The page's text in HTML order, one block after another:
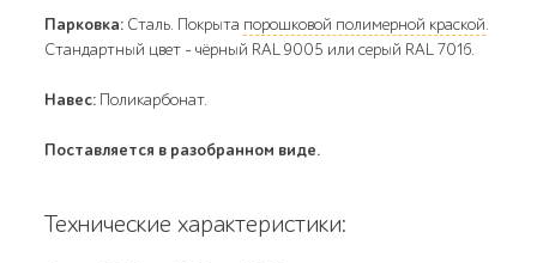
Парковка: Сталь. Покрыта порошковой полимерной краской.
Стандартный цвет – чёрный RAL 9005 или серый RAL 7016.
Навес: Поликарбонат.
Поставляется в разобранном виде.
Технические характеристики: